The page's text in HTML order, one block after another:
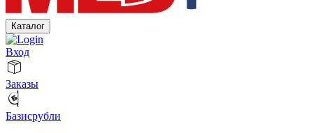
Каталог
Вход
Заказы
Базисрубли